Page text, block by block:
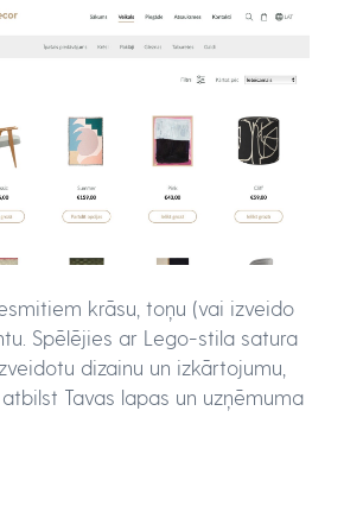
krāsu, toņu (vai izveido
Spēlējies ar Lego-stila satura
dizainu un izkārtojumu,
Tavas lapas un uzņēmuma